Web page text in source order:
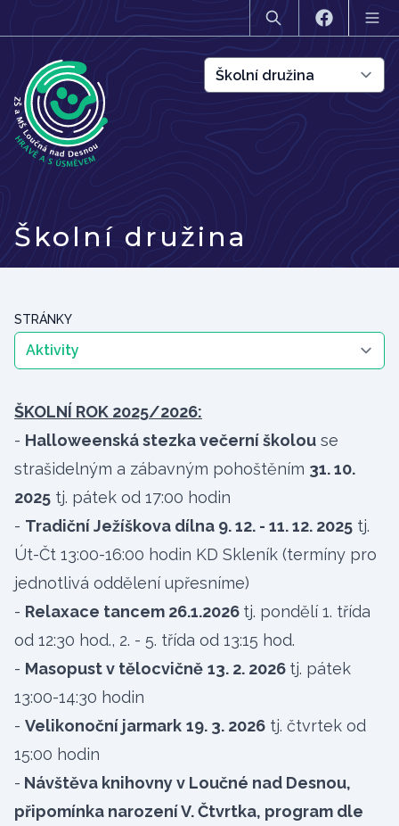
Školní družina
STRÁNKY
ŠKOLNÍ ROK 2025/2026:
- Halloweenská stezka večerní školou se
strašidelným a zábavným pohoštěním 31. 10.
2025 tj. pátek od 17:00 hodin
- Tradiční Ježíškova dílna 9. 12. - 11. 12. 2025 tj.
Út-Čt 13:00-16:00 hodin KD Skleník (termíny pro
jednotlivá oddělení upřesníme)
- Relaxace tancem 26.1.2026 tj. pondělí 1. třída
od 12:30 hod., 2. - 5. třída od 13:15 hod.
- Masopust v tělocvičně 13. 2. 2026 tj. pátek
13:00-14:30 hodin
- Velikonoční jarmark 19. 3. 2026 tj. čtvrtek od
15:00 hodin
- Návštěva knihovny v Loučné nad Desnou,
připomínka narození V. Čtvrtka, program dle